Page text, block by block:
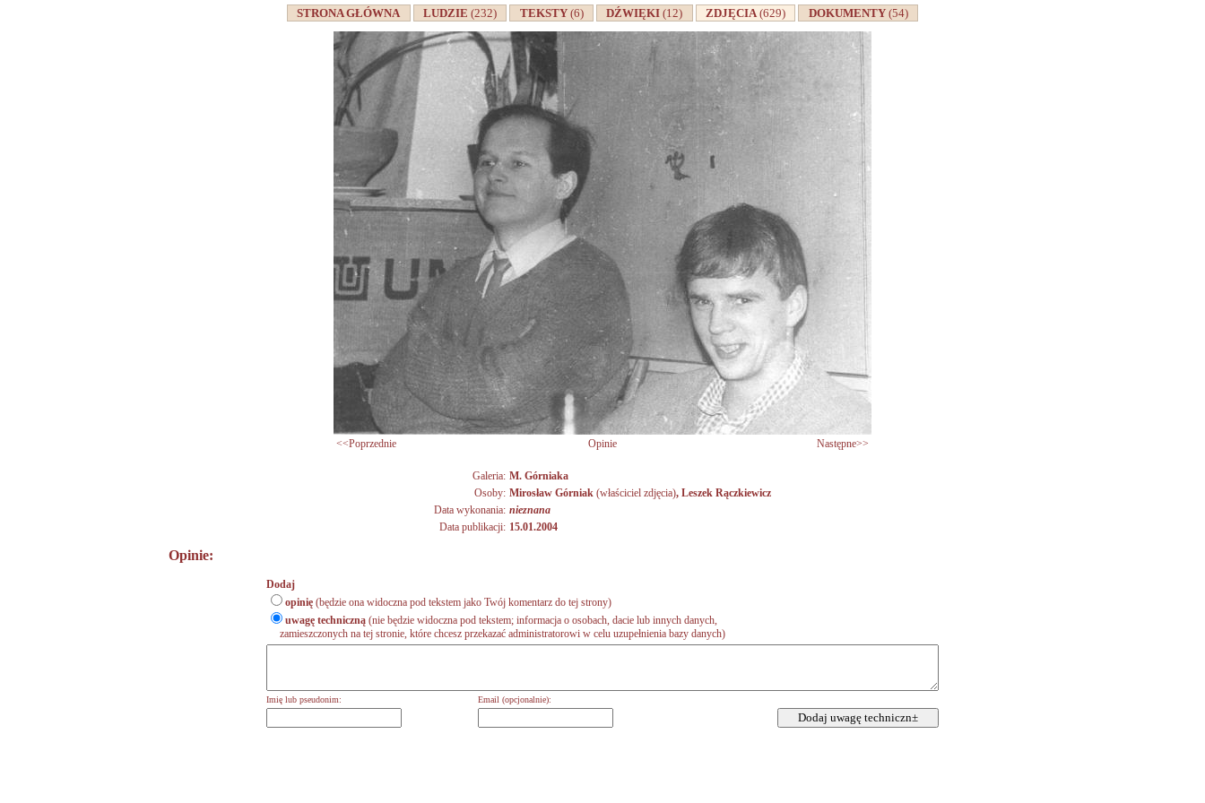
STRONA GŁÓWNA LUDZIE(232) TEKSTY (6) DŹWIĘKI(12) ZDJĘCIA(629) DOKUMENTY (54)
<<Poprzednie Opinie Następne>>
Galeria: M. Górniaka
Osoby: Mirosław Górniak (właściciel zdjęcia), Leszek Rączkiewicz
Data wykonania: nieznana
Data publikacji: 15.01.2004
Opinie:
Dodaj
opinię (będzie ona widoczna pod tekstem jako Twój komentarz do tej strony)
uwagę techniczną (nie będzie widoczna pod tekstem; informacja o osobach, dacie lub innych danych,
zamieszczonych na tej stronie, które chcesz przekazać administratorowi w celu uzupełnienia bazy danych)
Imię lub pseudonim: Email (opcjonalnie):